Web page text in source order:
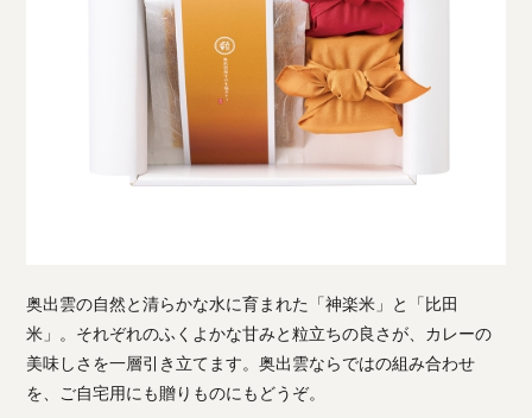
奥出雲の自然と清らかな水に育まれた「神楽米」と「比田
米」。それぞれのふくよかな甘みと粒立ちの良さが、カレーの
美味しさを一層引き立てます。奥出雲ならではの組み合わせ
を、ご自宅用にも贈りものにもどうぞ。